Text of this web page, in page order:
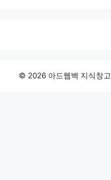
© 2026 아드웹백 지식창고